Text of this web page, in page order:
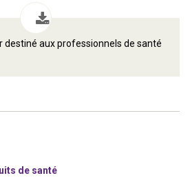
destiné aux professionnels de santé
de santé